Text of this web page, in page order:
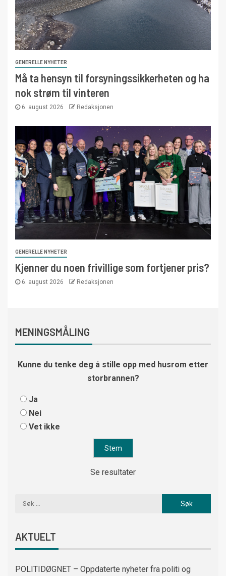
GENERELLE NYHETER
Må ta hensyn til forsyningssikkerheten og ha
nok strøm til vinteren
6. august 2026 Redaksjonen
GENERELLE NYHETER
Kjenner du noen frivillige som fortjener pris?
6. august 2026 Redaksjonen
MENINGSMÅLING
Kunne du tenke deg å stille opp med husrom etter
storbrannen?
Ja
Nei
Vet ikke
Se resultater
AKTUELT
POLITIDØGNET – Oppdaterte nyheter fra politi og